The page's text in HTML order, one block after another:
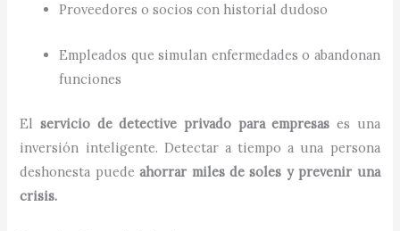
Proveedores o socios con historial dudoso
Empleados que simulan enfermedades o abandonan
funciones
Elservicio de detective privado para empresas es una
inversión inteligente. Detectar a tiempo a una persona
deshonesta puedeahorrar miles de soles y prevenir una
crisis.